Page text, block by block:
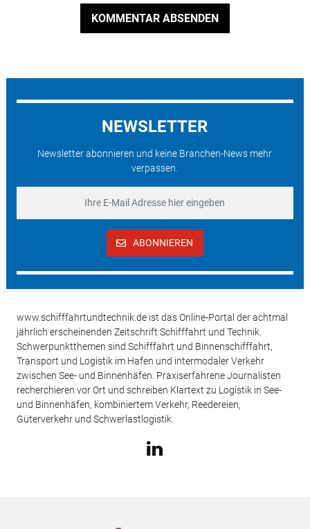
KOMMENTAR ABSENDEN
NEWSLETTER
Newsletter abonnieren und keine Branchen-News mehr
verpassen.
ABONNIEREN
www.schifffahrtundtechnik.de ist das Online-Portal der achtmal
jährlich erscheinenden Zeitschrift Schifffahrt und Technik.
Schwerpunktthemen sind Schifffahrt und Binnenschifffahrt,
Transport und Logistik im Hafen und intermodaler Verkehr
zwischen See- und Binnenhäfen. Praxiserfahrene Journalisten
recherchieren vor Ort und schreiben Klartext zu Logistik in See-
und Binnenhäfen, kombiniertem Verkehr, Reedereien,
Güterverkehr und Schwerlastlogistik.